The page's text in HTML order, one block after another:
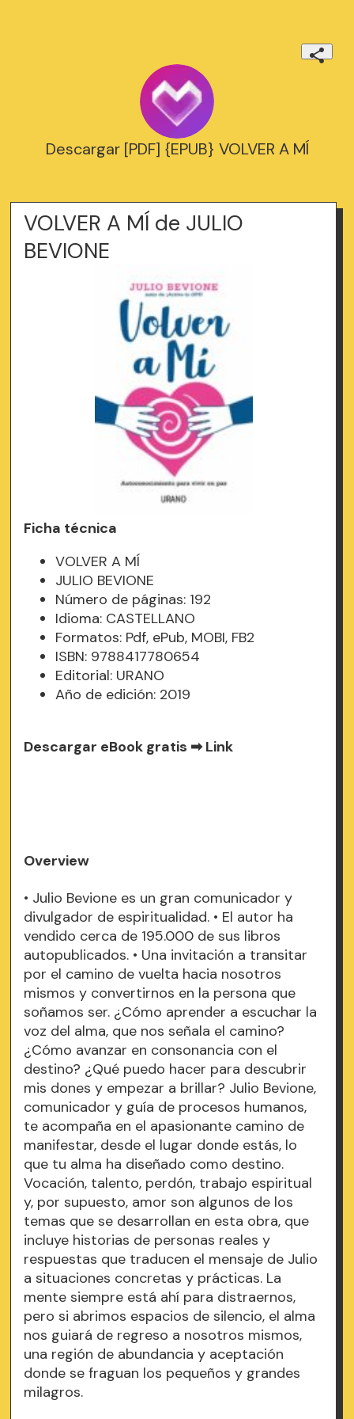
Descargar [PDF] {EPUB} VOLVER A MÍ
VOLVER A MÍ de JULIO
BEVIONE
Ficha técnica
VOLVER A MÍ
JULIO BEVIONE
Número de páginas: 192
Idioma: CASTELLANO
Formatos: Pdf, ePub, MOBI, FB2
ISBN: 9788417780654
Editorial: URANO
Año de edición: 2019
Descargar eBook gratis ➡Link
Overview
• Julio Bevione es un gran comunicador y
divulgador de espiritualidad. • El autor ha
vendido cerca de 195.000 de sus libros
autopublicados. • Una invitación a transitar
por el camino de vuelta hacia nosotros
mismos y convertirnos en la persona que
soñamos ser. ¿Cómo aprender a escuchar la
voz del alma, que nos señala el camino?
¿Cómo avanzar en consonancia con el
destino? ¿Qué puedo hacer para descubrir
mis dones y empezar a brillar? Julio Bevione,
comunicador y guía de procesos humanos,
te acompaña en el apasionante camino de
manifestar, desde el lugar donde estás, lo
que tu alma ha diseñado como destino.
Vocación, talento, perdón, trabajo espiritual
y, por supuesto, amor son algunos de los
temas que se desarrollan en esta obra, que
incluye historias de personas reales y
respuestas que traducen el mensaje de Julio
a situaciones concretas y prácticas. La
mente siempre está ahí para distraernos,
pero si abrimos espacios de silencio, el alma
nos guiará de regreso a nosotros mismos,
una región de abundancia y aceptación
donde se fraguan los pequeños y grandes
milagros.